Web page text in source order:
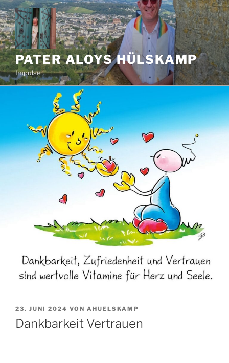
Zum
Inhalt
springen
PATER ALOYS HÜLSKAMP
Impulse
VERÖFFENTLICHT
AM
23. JUNI 2024 VON AHUELSKAMP
Dankbarkeit Vertrauen